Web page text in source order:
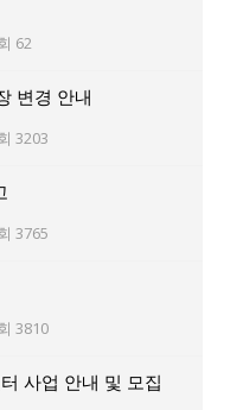
62
변경 안내
3203
3765
3810
사업 안내 및 모집